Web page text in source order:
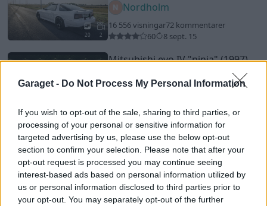
Garaget - Do Not Process My Personal Information
If you wish to opt-out of the sale, sharing to third parties, or
processing of your personal or sensitive information for
targeted advertising by us, please use the below opt-out
section to confirm your selection. Please note that after your
opt-out request is processed you may continue seeing
interest-based ads based on personal information utilized by
us or personal information disclosed to third parties prior to
your opt-out. You may separately opt-out of the further
20 2
Nordholm
16 556 visningar72 kommentarer
60
8 sept. 15
18
Mitsubishi evo IV"ninja"(1997)
Type Roger
Porsche GT3 (2007)
SOLFILM
20 078 visningar67 kommentarer
92
3 dec. 14